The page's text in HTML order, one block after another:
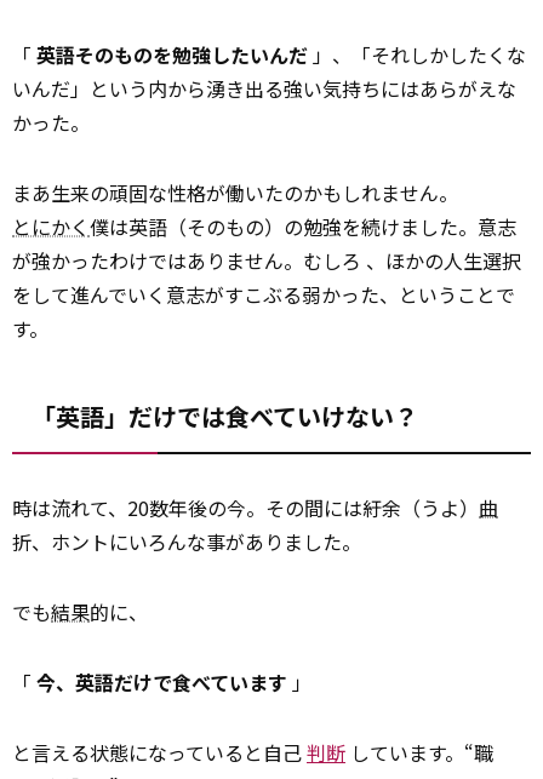
「 英語そのものを勉強したいんだ 」、「それしかしたくな
いんだ」という内から湧き出る強い気持ちにはあらがえな
かった。
まあ生来の頑固な性格が働いたのかもしれません。
とにかく僕は英語（そのもの）の勉強を続けました。意志
が強かったわけではありません。むしろ 、ほかの人生選択
をして進んでいく意志がすこぶる弱かった、ということで
す。
「英語」だけでは食べていけない？
時は流れて、20数年後の今。その間には紆余（うよ） 曲
折、ホントにいろんな事がありました。
でも結果的に、
「 今、英語だけで食べています 」
と言える状態になっていると自己判断 しています。“職